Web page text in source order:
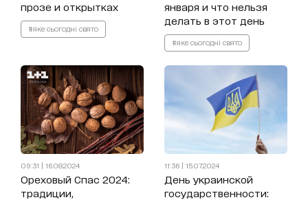
прозе и открытках
#яке сьогодні свято
января и что нельзя
делать в этот день
#яке сьогодні свято
09:31 | 16.08.2024
Ореховый Спас 2024:
традиции,
11:36 | 15.07.2024
День украинской
государственности: